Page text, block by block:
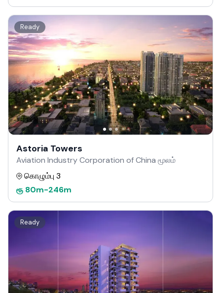
Ready
Astoria Towers
Aviation Industry Corporation of China மூலம்
கொழும்பு 3
ரூ 80m-246m
Ready